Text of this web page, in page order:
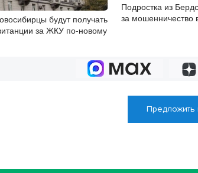
будут получать
за ЖКУ по-новому
Подростка из
за мошенничество
Предложить